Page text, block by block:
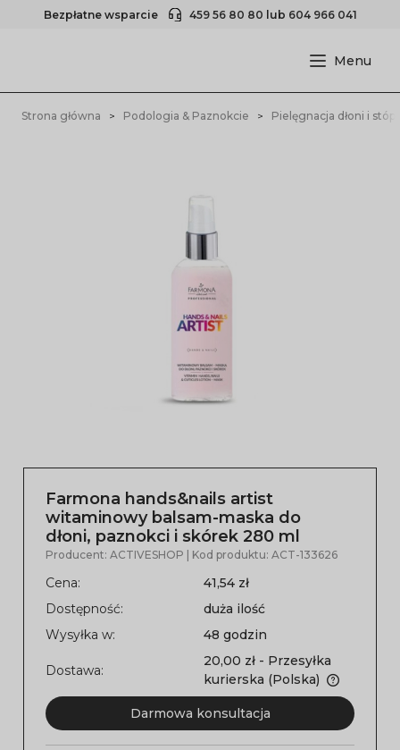
Bezpłatne wsparcie 459 56 80 80 lub 604 966 041
Strona główna Podologia & Paznokcie Pielęgnacja dłoni i stóp
Farmona hands&nails artist
witaminowy balsam-maska do
dłoni, paznokci i skórek 280 ml
Producent: ACTIVESHOP | Kod produktu: ACT-133626
Cena:
41,54 zł
Dostępność:
duża ilość
Wysyłka w:
48 godzin
Dostawa:
20,00 zł - Przesyłka
kurierska (Polska)
Darmowa konsultacja